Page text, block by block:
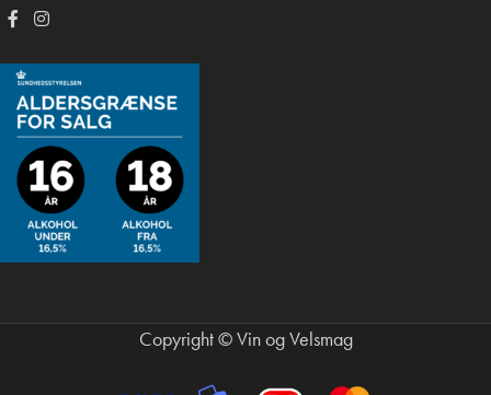
Copyright © Vin og Velsmag